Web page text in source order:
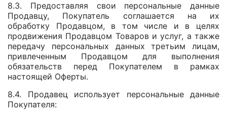
8.3. Предоставляя свои персональные данные
Продавцу, Покупатель соглашается на их
обработку Продавцом, в том числе и в целях
продвижения Продавцом Товаров и услуг, а также
передачу персональных данных третьим лицам,
привлеченным Продавцом для выполнения
обязательств перед Покупателем в рамках
настоящей Оферты.
8.4. Продавец использует персональные данные
Покупателя: